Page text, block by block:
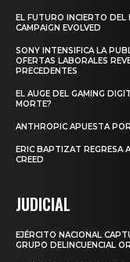
EL FUTURO INCIERTO
CAMPAIGN EVOLVED
SONY INTENSIFICA LA
OFERTAS LABORALES
PRECEDENTES
EL AUGE DEL GAMING
MORTE?
ANTHROPIC APUESTA
ERIC BAPTIZAT REGRESA
CREED
JUDICIAL
EJÉRCITO NACIONAL
GRUPO DELINCUENCIAL